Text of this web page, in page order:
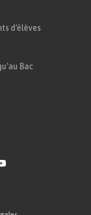
d'élèves
Bac